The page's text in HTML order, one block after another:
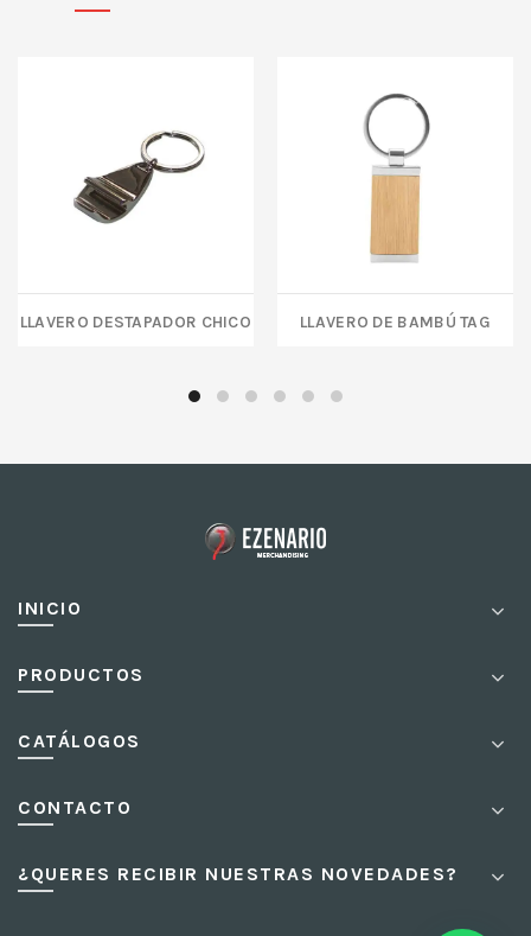
Llavero destapador chico LLAVERO DE BAMBÚ TAG
INICIO
PRODUCTOS
CATÁLOGOS
CONTACTO
¿QUERES RECIBIR NUESTRAS NOVEDADES?